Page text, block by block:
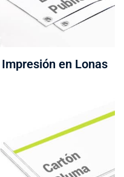
Impresión en Lonas